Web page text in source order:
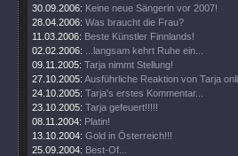
30.09.2006: Keine neue Sängerin vor 2007!
28.04.2006: Was braucht die Frau?
11.03.2006: Beste Künstler Finnlands!
02.02.2006:
...langsam kehrt Ruhe ein...
09.11.2005: Tarja nimmt Stellung!
27.10.2005: Ausführliche Reaktion von Tarja
24.10.2005: Tarja's erstes Kommentar...
23.10.2005: Tarja gefeuert!!!!!
08.11.2004: Platin!
13.10.2004: Gold in Österreich!!!
25.09.2004: Best-Of...